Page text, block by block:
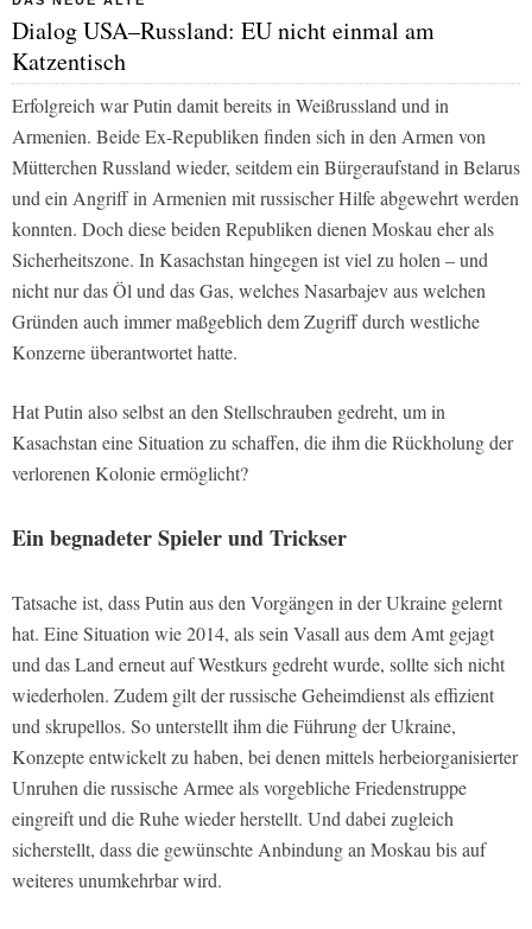
Dialog USA–Russland: EU nicht einmal am
Katzentisch
Erfolgreich war Putin damit bereits in Weißrussland und in
Armenien. Beide Ex-Republiken finden sich in den Armen von
Mütterchen Russland wieder, seitdem ein Bürgeraufstand in Belarus
und ein Angriff in Armenien mit russischer Hilfe abgewehrt werden
konnten. Doch diese beiden Republiken dienen Moskau eher als
Sicherheitszone. In Kasachstan hingegen ist viel zu holen – und
nicht nur das Öl und das Gas, welches Nasarbajev aus welchen
Gründen auch immer maßgeblich dem Zugriff durch westliche
Konzerne überantwortet hatte.
Hat Putin also selbst an den Stellschrauben gedreht, um in
Kasachstan eine Situation zu schaffen, die ihm die Rückholung der
verlorenen Kolonie ermöglicht?
Ein begnadeter Spieler und Trickser
Tatsache ist, dass Putin aus den Vorgängen in der Ukraine gelernt
hat. Eine Situation wie 2014, als sein Vasall aus dem Amt gejagt
und das Land erneut auf Westkurs gedreht wurde, sollte sich nicht
wiederholen. Zudem gilt der russische Geheimdienst als effizient
und skrupellos. So unterstellt ihm die Führung der Ukraine,
Konzepte entwickelt zu haben, bei denen mittels herbeiorganisierter
Unruhen die russische Armee als vorgebliche Friedenstruppe
eingreift und die Ruhe wieder herstellt. Und dabei zugleich
sicherstellt, dass die gewünschte Anbindung an Moskau bis auf
weiteres unumkehrbar wird.